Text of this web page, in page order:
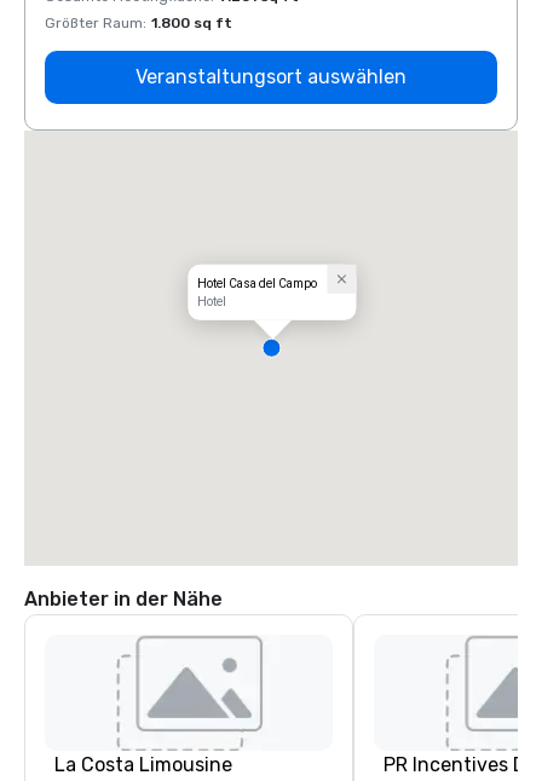
Größter Raum: 1.800 sq ft
Veranstaltungsort auswählen
Hotel Casa del Campo
Hotel
Anbieter in der Nähe
La Costa Limousine PR Incentives